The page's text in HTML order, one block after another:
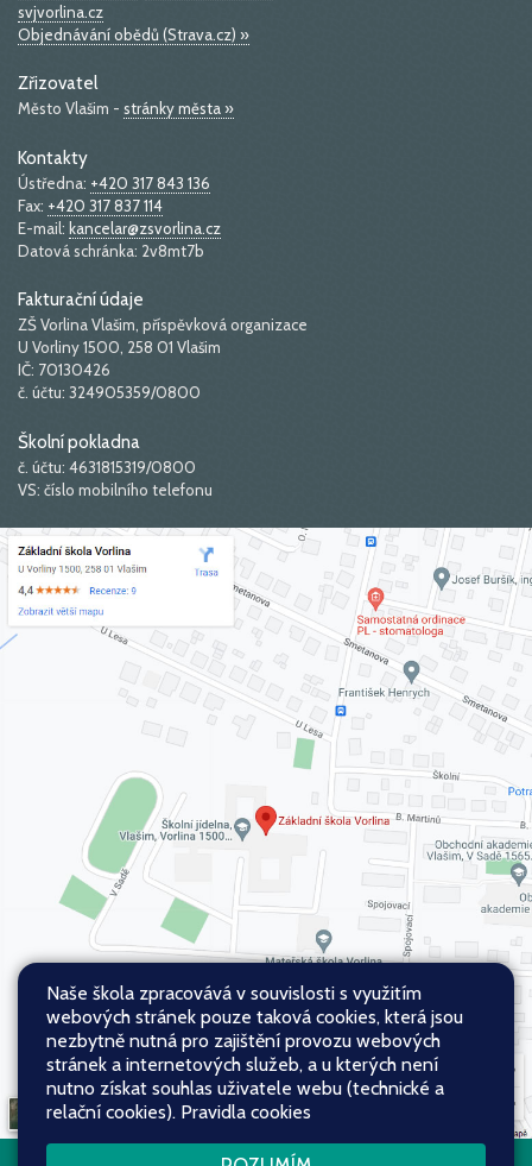
svjvorlina.cz
Objednávání obědů (Strava.cz) »
Zřizovatel
Město Vlašim - stránky města »
Kontakty
Ústředna: +420 317 843 136
Fax: +420 317 837 114
E-mail: kancelar@zsvorlina.cz
Datová schránka: 2v8mt7b
Fakturační údaje
ZŠ Vorlina Vlašim, příspěvková organizace
U Vorliny 1500, 258 01 Vlašim
IČ: 70130426
č. účtu: 324905359/0800
Školní pokladna
č. účtu: 4631815319/0800
VS: číslo mobilního telefonu
Naše škola zpracovává v souvislosti s využitím
webových stránek pouze taková cookies, která jsou
nezbytně nutná pro zajištění provozu webových
stránek a internetových služeb, a u kterých není
nutno získat souhlas uživatele webu (technické a
relační cookies). Pravidla cookies